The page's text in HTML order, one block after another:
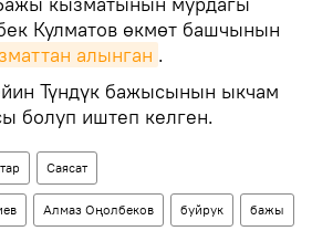
Кулматов өкмөт башчынын
алынган .
Түндүк бажысынын ыкчам
болуп иштеп келген.
Саясат
Алмаз Оңолбеков буйрук бажы